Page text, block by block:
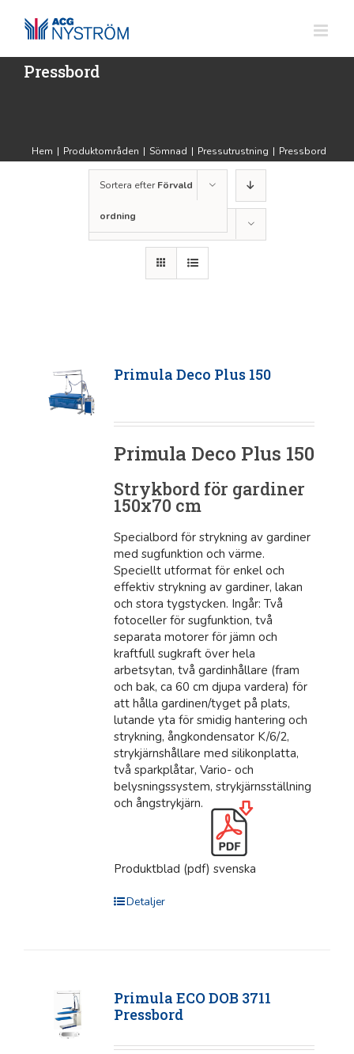
innehållet
Pressbord
Hem | Produktområden | Sömnad | Pressutrustning | Pressbord
Sortera efterFörvald
ordning
36 produkter
Primula Deco Plus 150
Primula Deco Plus 150
Strykbord för gardiner
150x70 cm
Specialbord för strykning av gardiner
med sugfunktion och värme.
Speciellt utformat för enkel och
effektiv strykning av gardiner, lakan
och stora tygstycken. Ingår: Två
fotoceller för sugfunktion, två
separata motorer för jämn och
kraftfull sugkraft över hela
arbetsytan, två gardinhållare (fram
och bak, ca 60 cm djupa vardera) för
att hålla gardinen/tyget på plats,
lutande yta för smidig hantering och
strykning, ångkondensator K/6/2,
strykjärnshållare med silikonplatta,
två sparkplåtar, Vario- och
belysningssystem, strykjärnsställning
och ångstrykjärn.
Produktblad (pdf) svenska
Detaljer
Primula ECO DOB 3711
Pressbord